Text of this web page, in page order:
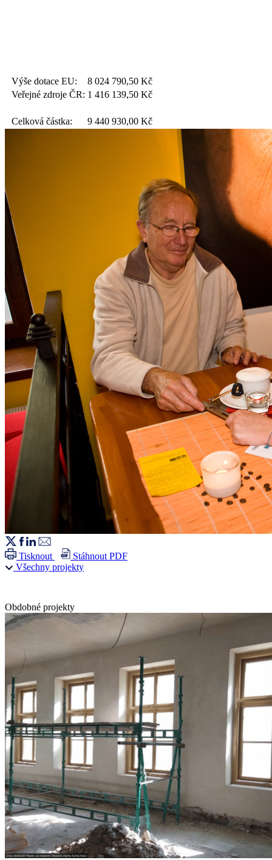
Výše dotace EU: 8 024 790,50 Kč
Veřejné zdroje ČR: 1 416 139,50 Kč
Celková částka: 9 440 930,00 Kč
Tisknout
Stáhnout PDF
Všechny projekty
Obdobné projekty